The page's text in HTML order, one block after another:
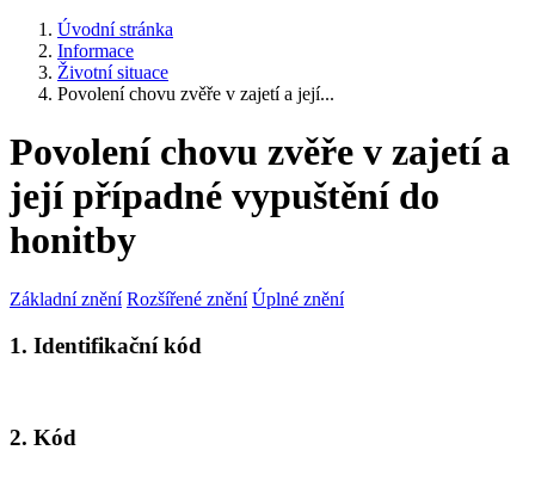
Úvodní stránka
Informace
Životní situace
Povolení chovu zvěře v zajetí a její...
Povolení chovu zvěře v zajetí a
její případné vypuštění do
honitby
Základní znění Rozšířené znění Úplné znění
1. Identifikační kód
2. Kód